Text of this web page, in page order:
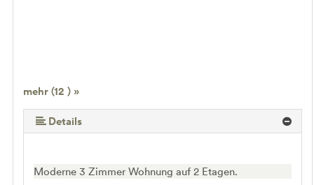
mehr (12 ) »
mehr (12 ) »
mehr (12 ) »
mehr (12 ) »
mehr (12 ) »
mehr (12 ) »
mehr (12 ) »
mehr (12 ) »
mehr (12 ) »
Details
Moderne 3 Zimmer Wohnung auf 2 Etagen.